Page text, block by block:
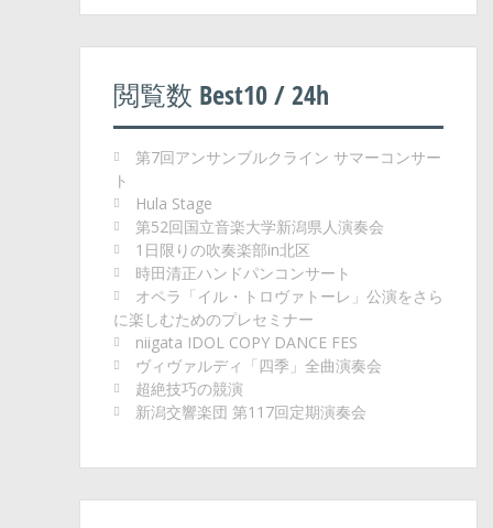
閲覧数 Best10 / 24h
第7回アンサンブルクライン サマーコンサー
ト
Hula Stage
第52回国立音楽大学新潟県人演奏会
1日限りの吹奏楽部in北区
時田清正ハンドパンコンサート
オペラ「イル・トロヴァトーレ」公演をさら
に楽しむためのプレセミナー
niigata IDOL COPY DANCE FES
ヴィヴァルディ「四季」全曲演奏会
超絶技巧の競演
新潟交響楽団 第117回定期演奏会